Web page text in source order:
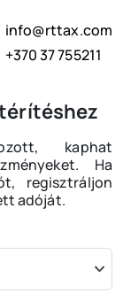
info@rttax.com
+370 37 755211
kaphat
Ha
regisztráljon
adóját.